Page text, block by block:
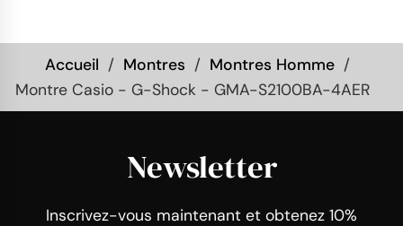
Accueil Montres
Montres Homme
Montre Casio - G-Shock - GMA-S2100BA-4AER
Newsletter
Inscrivez-vous maintenant et obtenez 10%